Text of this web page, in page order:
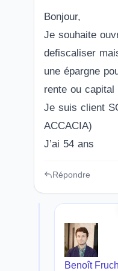
Bonjour,
Je souhaite
defiscaliser
une épargne
rente ou capital
Je suis client
ACCACIA)
J’ai 54 ans
Répondre
Benoît